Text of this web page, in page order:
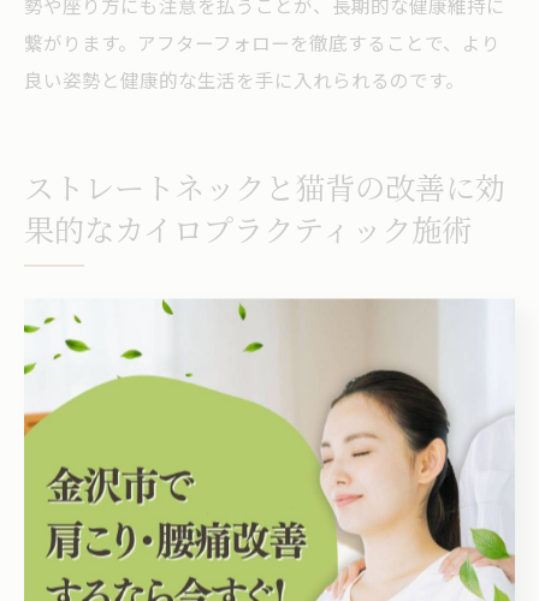
繋がります。アフターフォローを徹底することで、より
良い姿勢と健康的な生活を手に入れられるのです。
ストレートネックと猫背の改善に効
果的なカイロプラクティック施術
ストレートネックの症状とその健康リスク
ストレートネックは、現代社会において多くの人が直面
する姿勢の問題です。主な症状としては、首の痛み、肩
こり、頭痛、さらには視力の低下や集中力の欠如があり
ます。このような症状は、長時間のデスクワークやスマ
ートフォンの使用による姿勢の悪化が原因で発生するこ
とが多いです。ストレートネックが進行すると、脊椎の